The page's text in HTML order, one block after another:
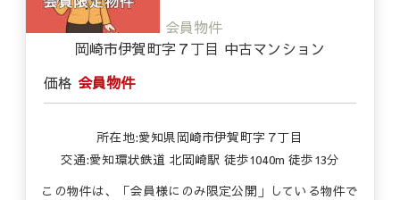
会員物件
岡崎市伊賀町字７丁目 中古マンション
価格 会員物件
所在地:愛知県岡崎市伊賀町字７丁目
交通:愛知環状鉄道 北岡崎駅 徒歩1040m 徒歩13分
この物件は、「会員様にのみ限定公開」している物件で